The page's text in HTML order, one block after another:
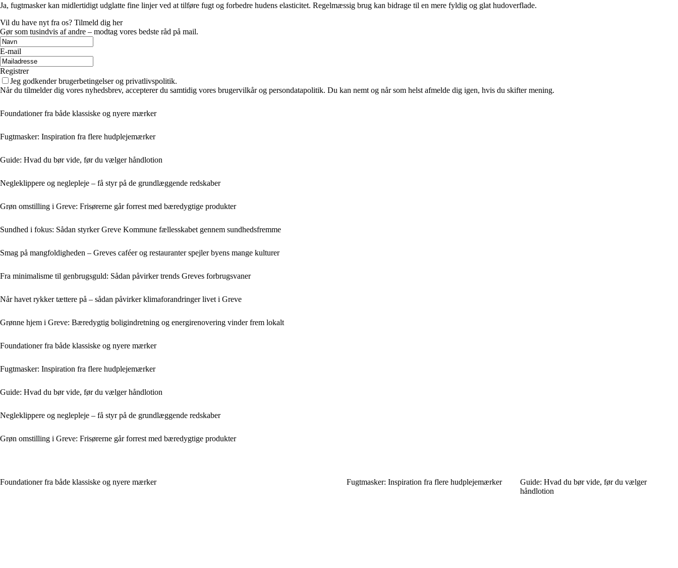
Ja, fugtmasker kan midlertidigt udglatte fine linjer ved at tilføre fugt og forbedre hudens elasticitet. Regelmæssig brug kan bidrage til en mere fyldig og glat hudoverflade.
Vil du have nyt fra os? Tilmeld dig her
Gør som tusindvis af andre – modtag vores bedste råd på mail.
E-mail
Registrer
Jeg godkender brugerbetingelser og privatlivspolitik.
Når du tilmelder dig vores nyhedsbrev, accepterer du samtidig vores brugervilkår og persondatapolitik. Du kan nemt og når som helst afmelde dig igen, hvis du skifter mening.
Foundationer fra både klassiske og nyere mærker
Fugtmasker: Inspiration fra flere hudplejemærker
Guide: Hvad du bør vide, før du vælger håndlotion
Negleklippere og neglepleje – få styr på de grundlæggende redskaber
Grøn omstilling i Greve: Frisørerne går forrest med bæredygtige produkter
Sundhed i fokus: Sådan styrker Greve Kommune fællesskabet gennem sundhedsfremme
Smag på mangfoldigheden – Greves caféer og restauranter spejler byens mange kulturer
Fra minimalisme til genbrugsguld: Sådan påvirker trends Greves forbrugsvaner
Når havet rykker tættere på – sådan påvirker klimaforandringer livet i Greve
Grønne hjem i Greve: Bæredygtig boligindretning og energirenovering vinder frem lokalt
Foundationer fra både klassiske og nyere mærker
Fugtmasker: Inspiration fra flere hudplejemærker
Guide: Hvad du bør vide, før du vælger håndlotion
Negleklippere og neglepleje – få styr på de grundlæggende redskaber
Grøn omstilling i Greve: Frisørerne går forrest med bæredygtige produkter
Foundationer fra både klassiske og nyere mærker Fugtmasker: Inspiration fra flere hudplejemærker
Guide: Hvad du bør vide, før du vælger
håndlotion